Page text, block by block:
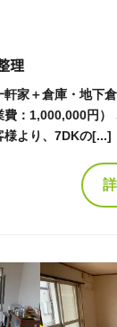
理
軒家＋倉庫・地下
：1,000,000円）
様より、7DKの[...]